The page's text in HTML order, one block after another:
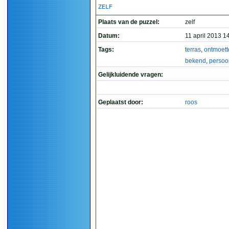
ZELF
Plaats van de puzzel:
zelf
Datum:
11 april 2013
Tags:
terras,
bekend ,
Gelijkluidende vragen:
Geplaatst door: roos